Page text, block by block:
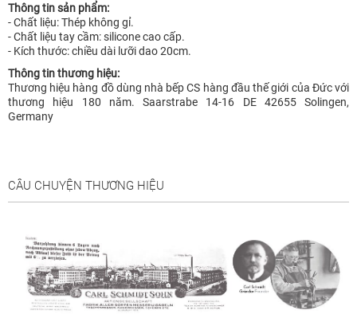
Thông tin sản phẩm:
- Chất liệu: Thép không gỉ.
- Chất liệu tay cầm: silicone cao cấp.
- Kích thước: chiều dài lưỡi dao 20cm.
Thông tin thương hiệu:
Thương hiệu hàng đồ dùng nhà bếp CS hàng đầu thế giới của Đức với
thương hiệu 180 năm. Saarstrabe 14-16 DE 42655 Solingen,
Germany
CÂU CHUYỆN THƯƠNG HIỆU